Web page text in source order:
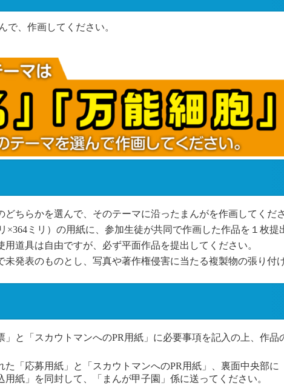
で、作画してください。
どちらかを選んで、そのテーマに沿ったまんがを作画してくださ
×364ミリ）の用紙に、参加生徒が共同で作画した作品を１枚提
用道具は自由ですが、必ず平面作品を提出してください。
未発表のものとし、写真や著作権侵害に当たる複製物の張り付
」と「スカウトマンへのPR用紙」に必要事項を記入の上、作
た「応募用紙」と「スカウトマンへのPR用紙」、裏面中央部
用紙」を同封して、「まんが甲子園」係に送ってください。